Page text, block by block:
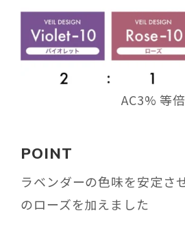
AC3% 等倍
POINT
ラベンダーの色味を安定さ
のローズを加えました